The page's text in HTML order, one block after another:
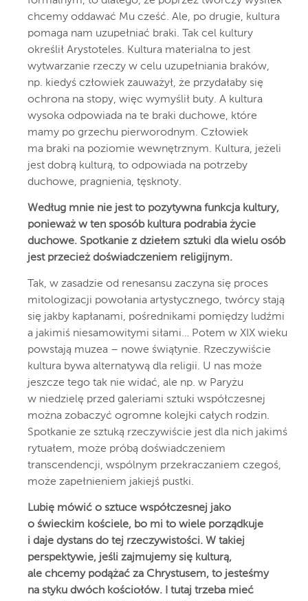
chcemy oddawać Mu cześć. Ale, po drugie, kultura
pomaga nam uzupełniać braki. Tak cel kultury
określił Arystoteles. Kultura materialna to jest
wytwarzanie rzeczy w celu uzupełniania braków,
np. kiedyś człowiek zauważył, że przydałaby się
ochrona na stopy, więc wymyślił buty. A kultura
wysoka odpowiada na te braki duchowe, które
mamy po grzechu pierworodnym. Człowiek
ma braki na poziomie wewnętrznym. Kultura, jeżeli
jest dobrą kulturą, to odpowiada na potrzeby
duchowe, pragnienia, tęsknoty.
Według mnie nie jest to pozytywna funkcja kultury,
ponieważ w ten sposób kultura podrabia życie
duchowe. Spotkanie z dziełem sztuki dla wielu osób
jest przecież doświadczeniem religijnym.
Tak, w zasadzie od renesansu zaczyna się proces
mitologizacji powołania artystycznego, twórcy stają
się jakby kapłanami, pośrednikami pomiędzy ludźmi
a jakimiś niesamowitymi siłami… Potem w XIX wieku
powstają muzea – nowe świątynie. Rzeczywiście
kultura bywa alternatywą dla religii. U nas może
jeszcze tego tak nie widać, ale np. w Paryżu
w niedzielę przed galeriami sztuki współczesnej
można zobaczyć ogromne kolejki całych rodzin.
Spotkanie ze sztuką rzeczywiście jest dla nich jakimś
rytuałem, może próbą doświadczeniem
transcendencji, wspólnym przekraczaniem czegoś,
może zapełnieniem jakiejś pustki.
Lubię mówić o sztuce współczesnej jako
o świeckim kościele, bo mi to wiele porządkuje
i daje dystans do tej rzeczywistości. W takiej
perspektywie, jeśli zajmujemy się kulturą,
ale chcemy podążać za Chrystusem, to jesteśmy
na styku dwóch kościołów. I tutaj trzeba mieć